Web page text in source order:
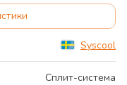
Syscool
Сплит-система